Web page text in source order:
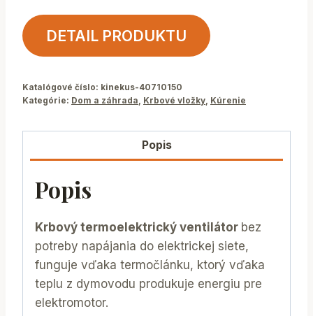
DETAIL PRODUKTU
Katalógové číslo: kinekus-40710150
Kategórie: Dom a záhrada, Krbové vložky, Kúrenie
Popis
Popis
Krbový termoelektrický ventilátor bez
potreby napájania do elektrickej siete,
funguje vďaka termočlánku, ktorý vďaka
teplu z dymovodu produkuje energiu pre
elektromotor.